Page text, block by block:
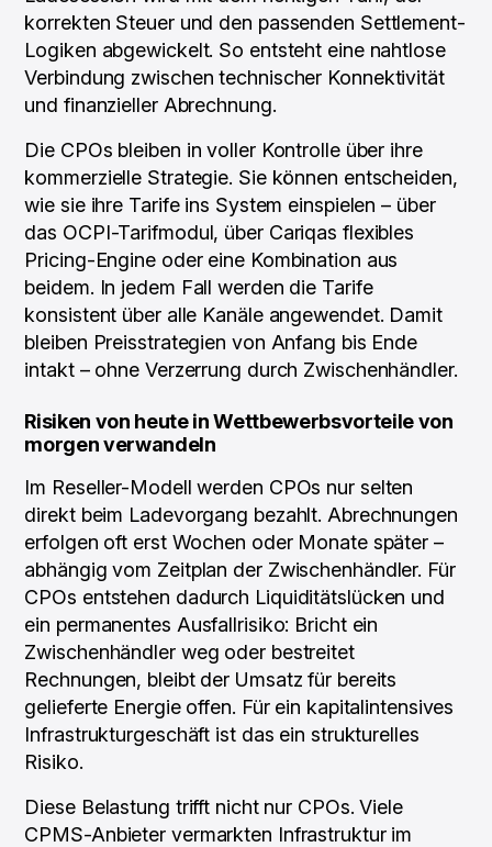
korrekten Steuer und den passenden Settlement-
Logiken abgewickelt. So entsteht eine nahtlose
Verbindung zwischen technischer Konnektivität
und finanzieller Abrechnung.
Die CPOs bleiben in voller Kontrolle über ihre
kommerzielle Strategie. Sie können entscheiden,
wie sie ihre Tarife ins System einspielen – über
das OCPI-Tarifmodul, über Cariqas flexibles
Pricing-Engine oder eine Kombination aus
beidem. In jedem Fall werden die Tarife
konsistent über alle Kanäle angewendet. Damit
bleiben Preisstrategien von Anfang bis Ende
intakt – ohne Verzerrung durch Zwischenhändler.
Risiken von heute in Wettbewerbsvorteile von
morgen verwandeln
Im Reseller-Modell werden CPOs nur selten
direkt beim Ladevorgang bezahlt. Abrechnungen
erfolgen oft erst Wochen oder Monate später –
abhängig vom Zeitplan der Zwischenhändler. Für
CPOs entstehen dadurch Liquiditätslücken und
ein permanentes Ausfallrisiko: Bricht ein
Zwischenhändler weg oder bestreitet
Rechnungen, bleibt der Umsatz für bereits
gelieferte Energie offen. Für ein kapitalintensives
Infrastrukturgeschäft ist das ein strukturelles
Risiko.
Diese Belastung trifft nicht nur CPOs. Viele
CPMS-Anbieter vermarkten Infrastruktur im